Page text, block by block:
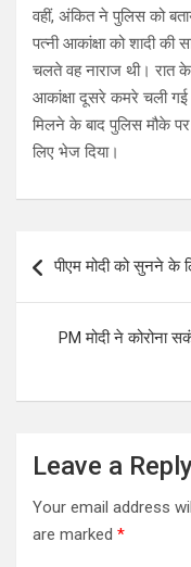
वहीं, अंकित ने पुलिस को
पत्नी आकांक्षा को शादी
चलते वह नाराज थी। रात
आकांक्षा दूसरे कमरे चली
मिलने के बाद पुलिस मौके
लिए भेज दिया।
navigation
पीएम मोदी को सुनने के
PM मोदी ने कोरोना
Leave a
Your email address
are marked *